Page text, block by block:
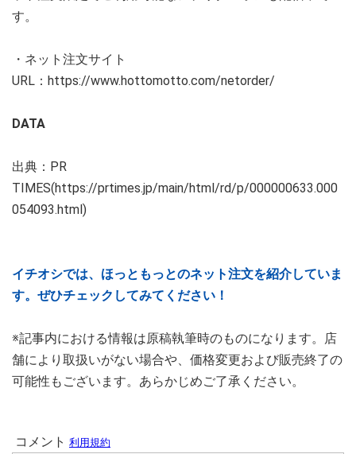
す。
・ネット注文サイト
URL：https://www.hottomotto.com/netorder/
DATA
出典：PR
TIMES(https://prtimes.jp/main/html/rd/p/000000633.000
054093.html)
イチオシでは、ほっともっとのネット注文を紹介していま
す。ぜひチェックしてみてください！
※記事内における情報は原稿執筆時のものになります。店
舗により取扱いがない場合や、価格変更および販売終了の
可能性もございます。あらかじめご了承ください。